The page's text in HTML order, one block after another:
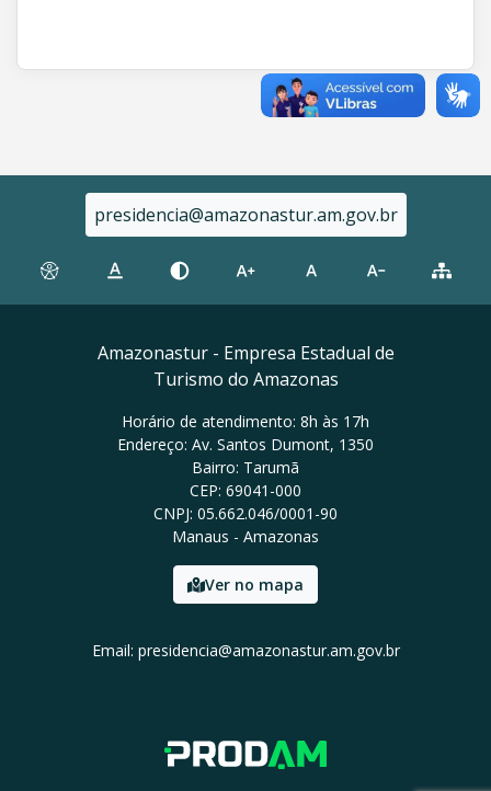
presidencia@amazonastur.am.gov.br
Amazonastur - Empresa Estadual de
Turismo do Amazonas
Horário de atendimento: 8h às 17h
Endereço: Av. Santos Dumont, 1350
Bairro: Tarumã
CEP: 69041-000
CNPJ: 05.662.046/0001-90
Manaus - Amazonas
Ver no mapa
Email: presidencia@amazonastur.am.gov.br